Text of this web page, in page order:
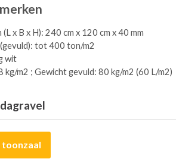
x B x H): 240 cm x 120 cm x 40 mm
tot 400 ton/m2
wit
kg/m2 ; Gewicht gevuld: 80 kg/m2 (60 L/m2)
toonzaal